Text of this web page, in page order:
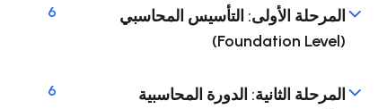
المرحلة الأولى: التأسيس المحاسبي
(Foundation Level)
6
المرحلة الثانية: الدورة المحاسبية
6